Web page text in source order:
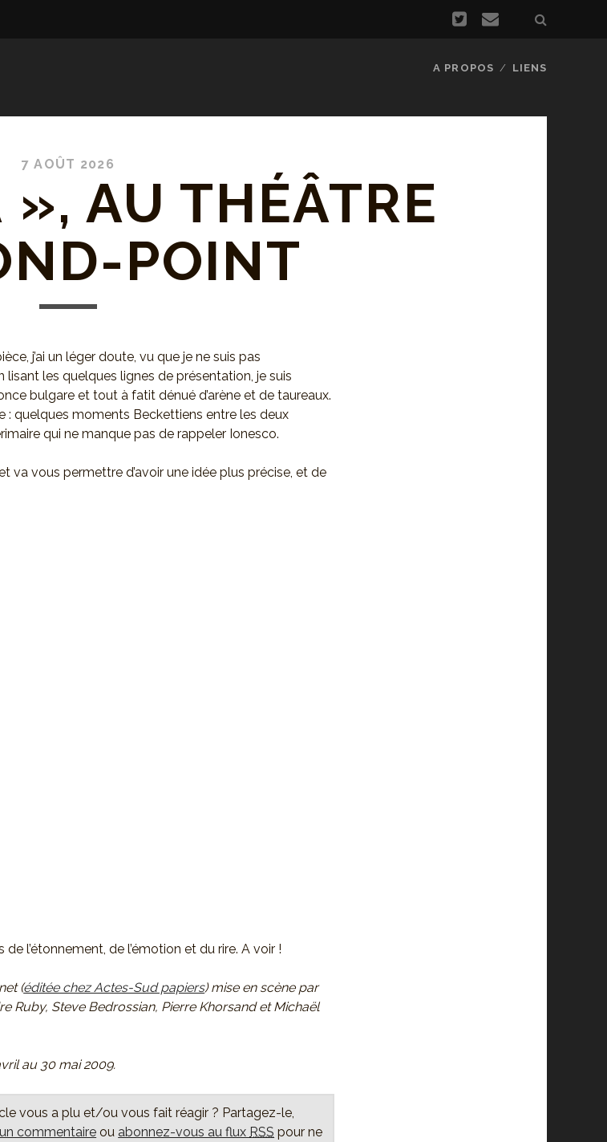
A PROPOS LIENS
7 AOÛT 2026
AU THÉÂTRE
POINT
j’ai un léger doute, vu que je ne suis pas
les quelques lignes de présentation, je suis
bulgare et tout à fatit dénué d’arène et de taureaux.
: quelques moments Beckettiens entre les deux
qui ne manque pas de rappeler Ionesco.
va vous permettre d’avoir une idée plus précise, et de
l’étonnement, de l’émotion et du rire. A voir !
(éditée chez Actes-Sud papiers) mise en scène par
Ruby, Steve Bedrossian, Pierre Khorsand et Michaël
au 30 mai 2009.
vous a plu et/ou vous fait réagir ? Partagez-le,
commentaire ou abonnez-vous au flux RSS pour ne